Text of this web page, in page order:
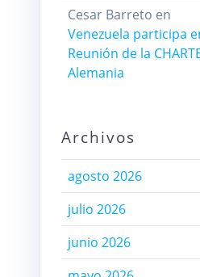
Cesar Barreto en
Venezuela participa
Reunión de la
Alemania
Archivos
agosto 2026
julio 2026
junio 2026